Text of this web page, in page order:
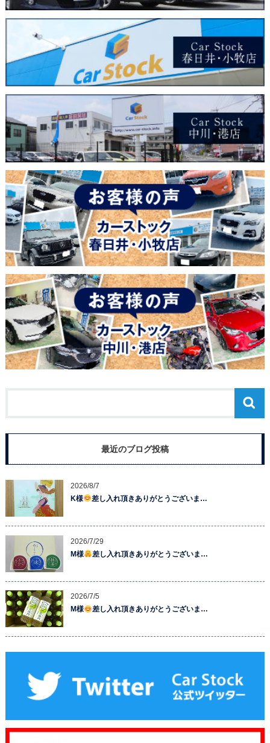
最近のブログ投稿
2026/8/7
K様
差し入れ頂きありがとうございま…
2026/7/29
M様
差し入れ頂きありがとうございま…
2026/7/5
M様
差し入れ頂きありがとうございま…